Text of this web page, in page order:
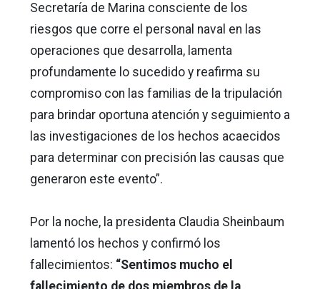
Secretaría de Marina consciente de los
riesgos que corre el personal naval en las
operaciones que desarrolla, lamenta
profundamente lo sucedido y reafirma su
compromiso con las familias de la tripulación
para brindar oportuna atención y seguimiento a
las investigaciones de los hechos acaecidos
para determinar con precisión las causas que
generaron este evento”.
Por la noche, la presidenta Claudia Sheinbaum
lamentó los hechos y confirmó los
fallecimientos: “Sentimos mucho el